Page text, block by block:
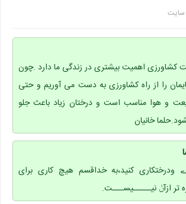
سایت
کشاورزی اهمیت بیشتری در زندگی ما دارد .چون
را از راه کشاورزی به دست می آوریم و حتی
و هوا مناسب است و درختان زیاد باعث جلو
خانیان
ودرختکاری کنید،به خداقسم هیچ کاری برای
تر ازآݩ نیـــــیســـت.